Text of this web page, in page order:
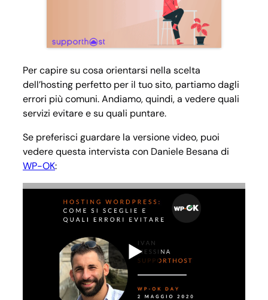
Per capire su cosa orientarsi nella scelta
dell’hosting perfetto per il tuo sito, partiamo dagli
errori più comuni. Andiamo, quindi, a vedere quali
servizi evitare e su quali puntare.
Se preferisci guardare la versione video, puoi
vedere questa intervista con Daniele Besana di
WP-OK: